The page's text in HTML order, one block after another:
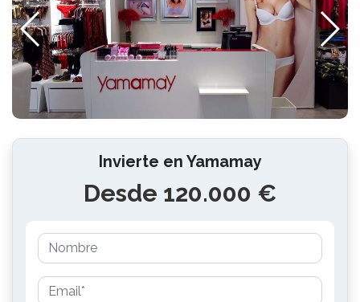
Invierte en Yamamay
Desde 120.000 €